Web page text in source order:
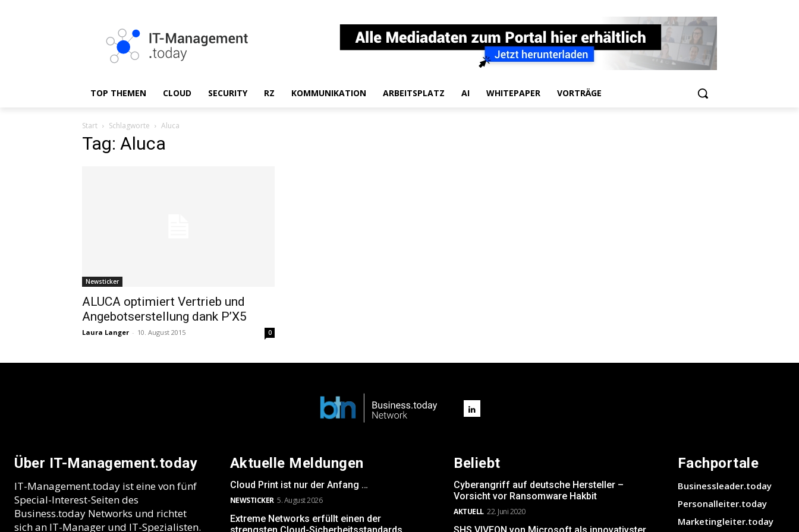
TOP THEMEN CLOUD SECURITY RZ KOMMUNIKATION ARBEITSPLATZ AI WHITEPAPER VORTRÄGE
Start Schlagworte Aluca
Tag: Aluca
Newsticker
ALUCA optimiert Vertrieb und
Angebotserstellung dank P’X5
Laura Langer - 10. August 2015 0
Über IT-Management.today
IT-Management.today ist eine von fünf
Special-Interest-Seiten des
Business.today Networks und richtet
sich an IT-Manager und IT-Spezialisten.
Aktuelle Meldungen
Cloud Print ist nur der Anfang …
NEWSTICKER 5. August 2026
Extreme Networks erfüllt einen der
Beliebt
Cyberangriff auf deutsche Hersteller –
Vorsicht vor Ransomware Hakbit
AKTUELL 22. Juni 2020
Fachportale
Businessleader.today
Personalleiter.today
Marketingleiter.today